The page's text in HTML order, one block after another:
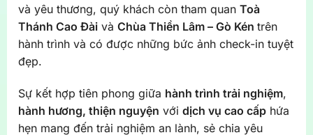
và yêu thương, quý khách còn tham quan Toà
Thánh Cao Đàivà Chùa Thiền Lâm – Gò Kén trên
hành trình và có được những bức ảnh check-in tuyệt
đẹp.
Sự kết hợp tiên phong giữa hành trình trải nghiệm,
hành hương, thiện nguyện với dịch vụ cao cấphứa
hẹn mang đến trải nghiệm an lành, sẻ chia yêu